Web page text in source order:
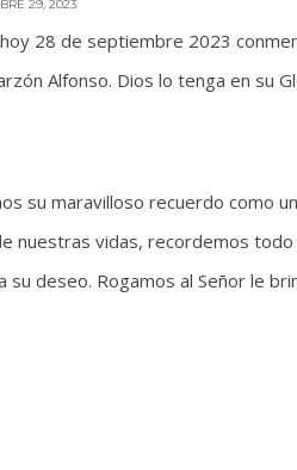
29, 2023
28 de septiembre 2023
Alfonso. Dios lo tenga en su
su maravilloso recuerdo como
nuestras vidas, recordemos
su deseo. Rogamos al Señor le